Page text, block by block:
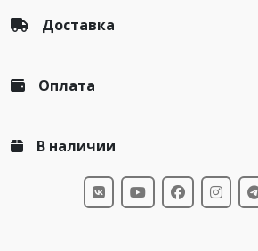
Доставка
Оплата
В наличии